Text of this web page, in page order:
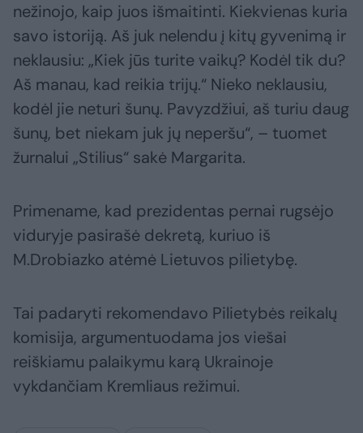
nežinojo, kaip juos išmaitinti. Kiekvienas kuria
savo istoriją. Aš juk nelendu į kitų gyvenimą ir
neklausiu: „Kiek jūs turite vaikų? Kodėl tik du?
Aš manau, kad reikia trijų.“ Nieko neklausiu,
kodėl jie neturi šunų. Pavyzdžiui, aš turiu daug
šunų, bet niekam juk jų neperšu“, – tuomet
žurnalui „Stilius“ sakė Margarita.
Primename, kad prezidentas pernai rugsėjo
viduryje pasirašė dekretą, kuriuo iš
M.Drobiazko atėmė Lietuvos pilietybę.
Tai padaryti rekomendavo Pilietybės reikalų
komisija, argumentuodama jos viešai
reiškiamu palaikymu karą Ukrainoje
vykdančiam Kremliaus režimui.